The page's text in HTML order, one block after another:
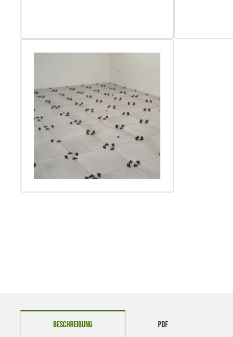
weitere Registerkarten anzeigen
BESCHREIBUNG PDF